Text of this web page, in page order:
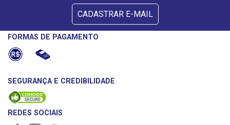
CADASTRAR E-MAIL
FORMAS DE PAGAMENTO
SEGURANÇA E CREDIBILIDADE
REDES SOCIAIS